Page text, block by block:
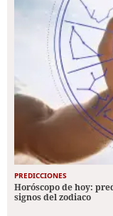
PREDICCIONES
Horóscopo de hoy:
signos del zodiaco